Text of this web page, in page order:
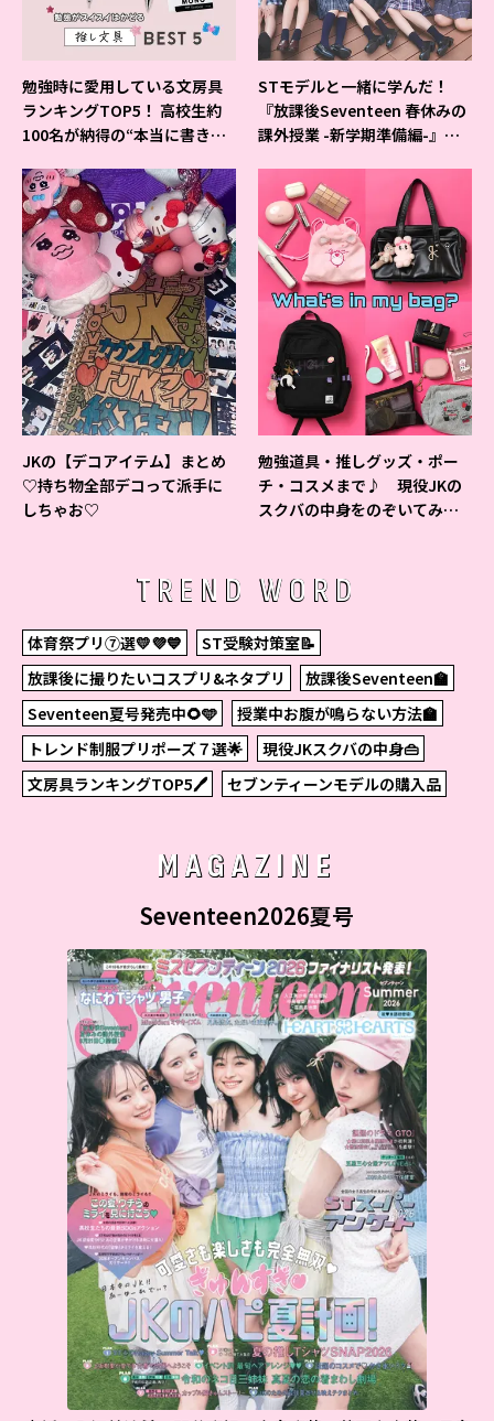
勉強時に愛用している文房具
ランキングTOP5！ 高校生約
100名が納得の“本当に書きや
STモデルと一緒に学んだ！
『放課後Seventeen 春休みの
課外授業 -新学期準備編-』イ
JKの【デコアイテム】まとめ
♡持ち物全部デコって派手に
しちゃお♡
勉強道具・推しグッズ・ポー
チ・コスメまで♪ 現役JKの
スクバの中身をのぞいてみ
TREND WORD
体育祭プリ⑦選💛💜💙
ST受験対策室📝
放課後に撮りたいコスプリ&ネタプリ
放課後Seventeen🏫
Seventeen夏号発売中🌻🩵
授業中お腹が鳴らない方法🏫
トレンド制服プリポーズ７選🌟
現役JKスクバの中身👜
文房具ランキングTOP5🖊
セブンティーンモデルの購入品
MAGAZINE
Seventeen2026夏号